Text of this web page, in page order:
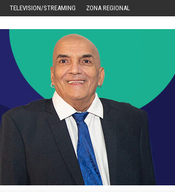
TELEVISION/STREAMING ZONA REGIONAL